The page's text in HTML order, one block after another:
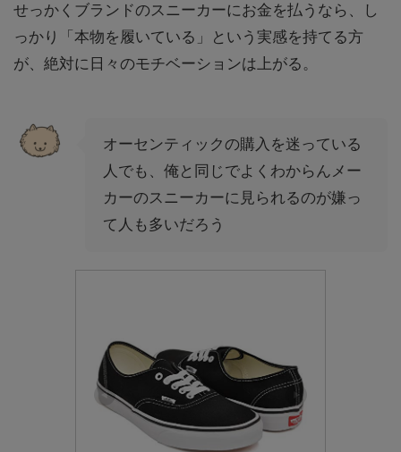
せっかくブランドのスニーカーにお金を払うなら、し
っかり「本物を履いている」という実感を持てる方
が、絶対に日々のモチベーションは上がる。
オーセンティックの購入を迷っている
人でも、俺と同じでよくわからんメー
カーのスニーカーに見られるのが嫌っ
て人も多いだろう